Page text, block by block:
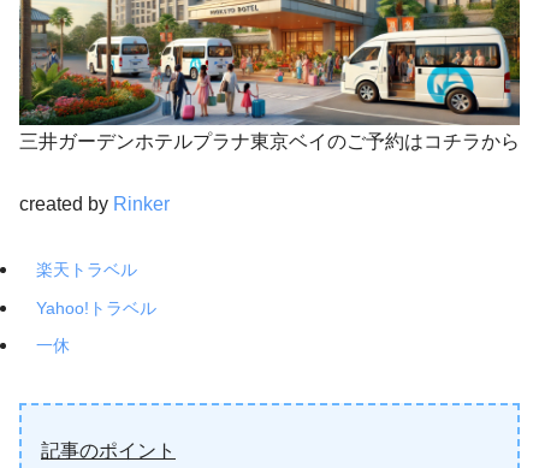
三井ガーデンホテルプラナ東京ベイのご予約はコチラから
created by Rinker
楽天トラベル
Yahoo!トラベル
一休
記事のポイント